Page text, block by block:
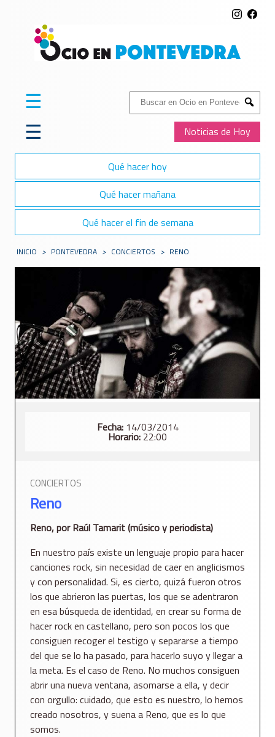
Buscar:
Submit
Noticias de Hoy
☰
☰
Qué hacer hoy
Qué hacer mañana
Qué hacer el fin de semana
INICIO > PONTEVEDRA > CONCIERTOS > RENO
Fecha:14/03/2014
Horario: 22:00
CONCIERTOS
Reno
Reno, por Raúl Tamarit (músico y periodista)
En nuestro país existe un lenguaje propio para hacer
canciones rock, sin necesidad de caer en anglicismos
y con personalidad. Si, es cierto, quizá fueron otros
los que abrieron las puertas, los que se adentraron
en esa búsqueda de identidad, en crear su forma de
hacer rock en castellano, pero son pocos los que
consiguen recoger el testigo y separarse a tiempo
del que se lo ha pasado, para hacerlo suyo y llegar a
la meta. Es el caso de Reno. No muchos consiguen
abrir una nueva ventana, asomarse a ella, y decir
con orgullo: cuidado, que esto es nuestro, lo hemos
creado nosotros, y suena a Reno, que es lo que
somos.